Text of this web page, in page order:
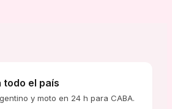
todo el país
y moto en 24 h para CABA.